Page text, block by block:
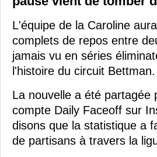
L'équipe de la Caroline
complets de repos entre
jamais vu en séries
l'histoire du circuit Bettman.
La nouvelle a été partagée
compte Daily Faceoff sur
disons que la statistique a
de partisans à travers la